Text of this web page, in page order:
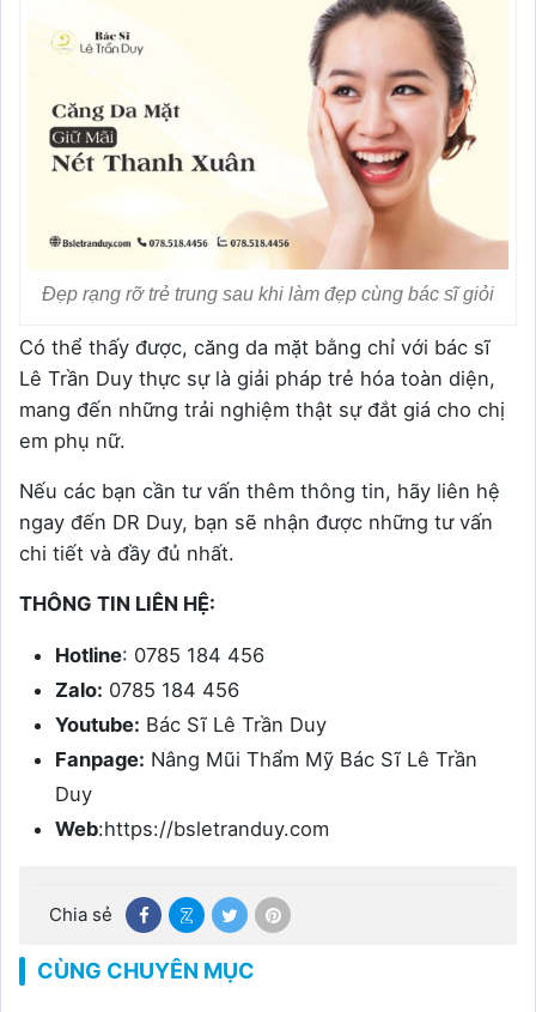
Đẹp rạng rỡ trẻ trung sau khi làm đẹp cùng bác sĩ giỏi
Có thể thấy được, căng da mặt bằng chỉ với bác sĩ
Lê Trần Duy thực sự là giải pháp trẻ hóa toàn diện,
mang đến những trải nghiệm thật sự đắt giá cho chị
em phụ nữ.
Nếu các bạn cần tư vấn thêm thông tin, hãy liên hệ
ngay đến DR Duy, bạn sẽ nhận được những tư vấn
chi tiết và đầy đủ nhất.
THÔNG TIN LIÊN HỆ:
Hotline: 0785 184 456
Zalo: 0785 184 456
Youtube: Bác Sĩ Lê Trần Duy
Fanpage: Nâng Mũi Thẩm Mỹ Bác Sĩ Lê Trần
Duy
Web:https://bsletranduy.com
Chia sẻ
CÙNG CHUYÊN MỤC